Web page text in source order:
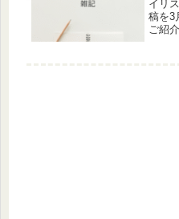
困...
イリ
稿を3
ご紹